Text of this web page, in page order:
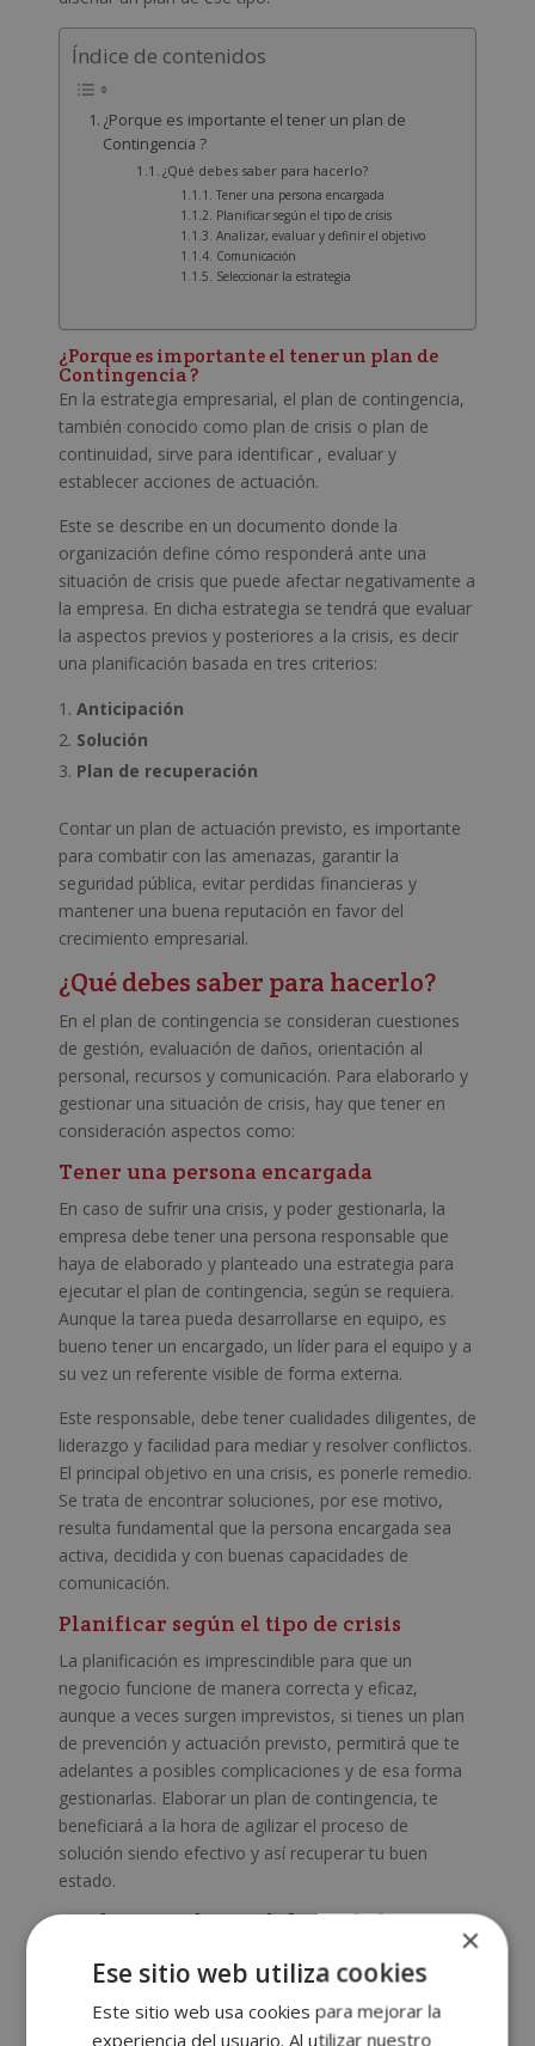
Índice de contenidos
¿Porque es importante el tener un plan de
Contingencia ?
¿Qué debes saber para hacerlo?
Tener una persona encargada
Planificar según el tipo de crisis
Analizar, evaluar y definir el objetivo
Comunicación
Seleccionar la estrategia
¿Porque es importante el tener un plan de
Contingencia ?
En la estrategia empresarial, el plan de contingencia,
también conocido como plan de crisis o plan de
continuidad, sirve para identificar , evaluar y
establecer acciones de actuación.
Este se describe en un documento donde la
organización define cómo responderá ante una
situación de crisis que puede afectar negativamente a
la empresa. En dicha estrategia se tendrá que evaluar
la aspectos previos y posteriores a la crisis, es decir
una planificación basada en tres criterios:
Anticipación
Solución
Plan de recuperación
Contar un plan de actuación previsto, es importante
para combatir con las amenazas, garantir la
seguridad pública, evitar perdidas financieras y
mantener una buena reputación en favor del
crecimiento empresarial.
¿Qué debes saber para hacerlo?
En el plan de contingencia se consideran cuestiones
de gestión, evaluación de daños, orientación al
personal, recursos y comunicación. Para elaborarlo y
gestionar una situación de crisis, hay que tener en
consideración aspectos como:
Tener una persona encargada
En caso de sufrir una crisis, y poder gestionarla, la
empresa debe tener una persona responsable que
haya de elaborado y planteado una estrategia para
ejecutar el plan de contingencia, según se requiera.
Aunque la tarea pueda desarrollarse en equipo, es
bueno tener un encargado, un líder para el equipo y a
su vez un referente visible de forma externa.
Este responsable, debe tener cualidades diligentes, de
liderazgo y facilidad para mediar y resolver conflictos.
El principal objetivo en una crisis, es ponerle remedio.
Se trata de encontrar soluciones, por ese motivo,
resulta fundamental que la persona encargada sea
activa, decidida y con buenas capacidades de
comunicación.
Planificar según el tipo de crisis
La planificación es imprescindible para que un
negocio funcione de manera correcta y eficaz,
aunque a veces surgen imprevistos, si tienes un plan
de prevención y actuación previsto, permitirá que te
adelantes a posibles complicaciones y de esa forma
gestionarlas. Elaborar un plan de contingencia, te
beneficiará a la hora de agilizar el proceso de
solución siendo efectivo y así recuperar tu buen
estado.
Analizar, evaluar y definir el objetivo
Antes de nada, hay que evaluar lo sucedido, analizar
el motivo por el cual ha ocurrido y fijar los objetivos a
realizar mediante el plan de contingencia, con la
intención de solucionar y minimizar los daños.
×
Ese sitio web utiliza cookies
Este sitio web usa cookies para mejorar la
experiencia del usuario. Al utilizar nuestro